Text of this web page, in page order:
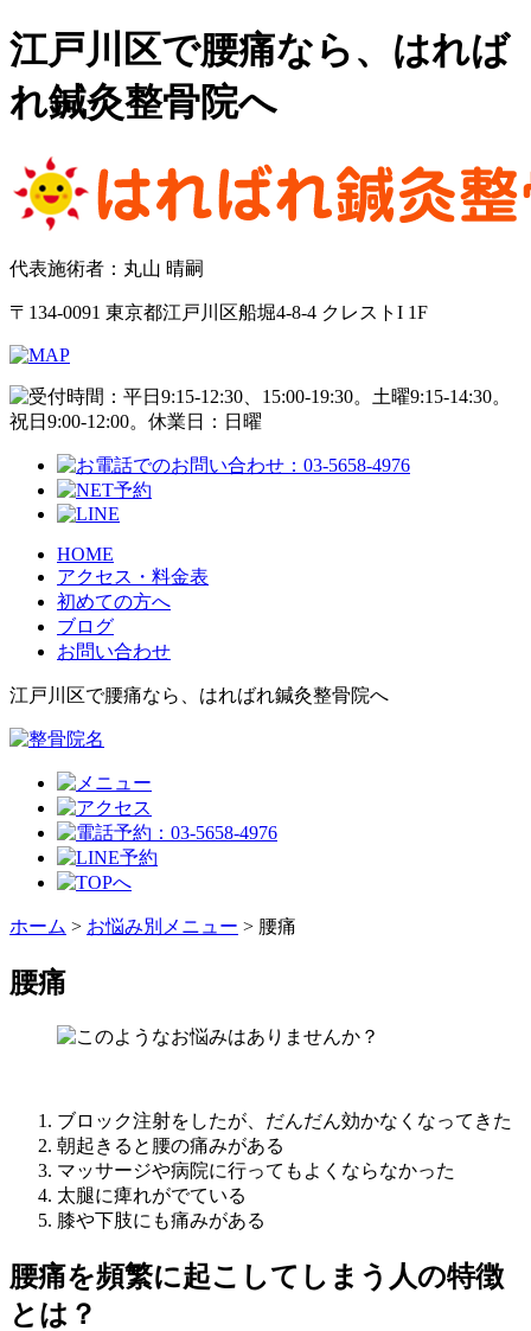
江戸川区で腰痛なら、はれば
れ鍼灸整骨院へ
代表施術者：丸山 晴嗣
〒134-0091 東京都江戸川区船堀4-8-4 クレストI 1F
HOME
アクセス・料金表
初めての方へ
ブログ
お問い合わせ
江戸川区で腰痛なら、はればれ鍼灸整骨院へ
ホーム > お悩み別メニュー > 腰痛
腰痛
ブロック注射をしたが、だんだん効かなくなってきた
朝起きると腰の痛みがある
マッサージや病院に行ってもよくならなかった
太腿に痺れがでている
膝や下肢にも痛みがある
腰痛を頻繁に起こしてしまう人の特徴
とは？